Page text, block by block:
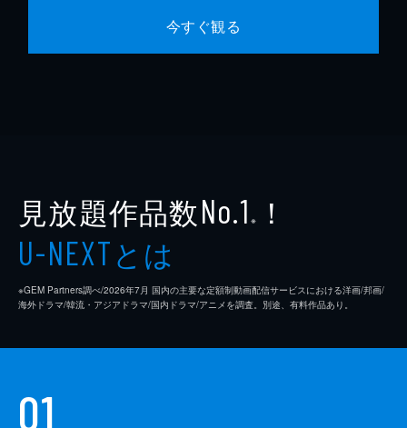
今すぐ観る
見放題作品数No.1 ※ ！
U-NEXTとは
※GEM Partners調べ/2026年7⽉ 国内の主要な定額制動画配信サービスにおける洋画/邦画/
海外ドラマ/韓流・アジアドラマ/国内ドラマ/アニメを調査。別途、有料作品あり。
01